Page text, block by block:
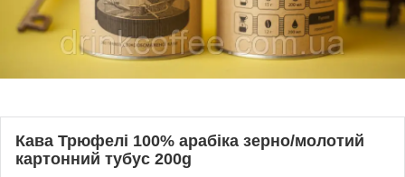
Кава Трюфелі 100% арабіка зерно/молотий
картонний тубус 200g